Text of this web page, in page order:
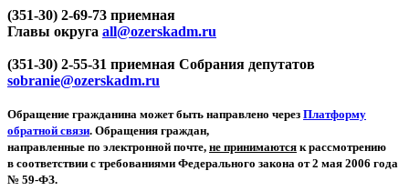
(351-30) 2-69-73 приемная
Главы округа all@ozerskadm.ru
(351-30) 2-55-31 приемная Собрания депутатов
sobranie@ozerskadm.ru
Обращение гражданина может быть направлено через Платформу
обратной связи. Обращения граждан,
направленные по электронной почте, не принимаются к рассмотрению
в соответствии с требованиями Федерального закона от 2 мая 2006 года
№ 59-ФЗ.